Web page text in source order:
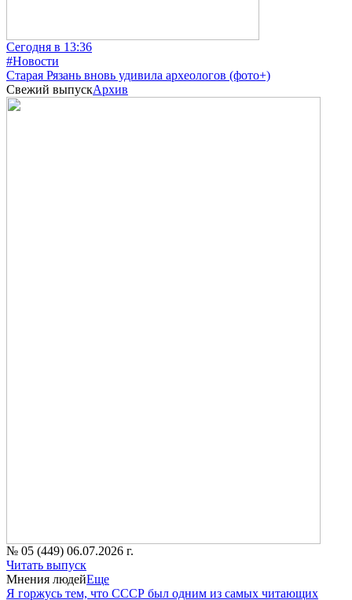
Сегодня в 13:36
#Новости
Старая Рязань вновь удивила археологов (фото+)
Свежий выпускАрхив
№ 05 (449) 06.07.2026 г.
Читать выпуск
Мнения людейЕще
Я горжусь тем, что СССР был одним из самых читающих